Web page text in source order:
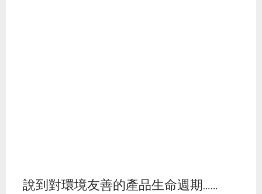
說到對環境友善的產品生命週期……